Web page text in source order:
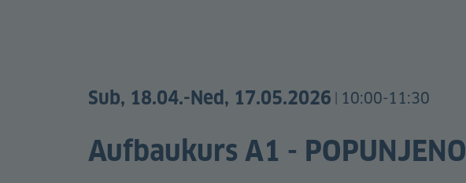
Sub, 18.04.-Ned, 17.05.2026 10:00-11:30
Aufbaukurs A1 - POPUNJENO